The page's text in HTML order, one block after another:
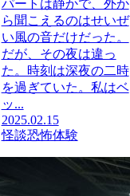
パートは静かで、外か
ら聞こえるのはせいぜ
い風の音だけだった。
だが、その夜は違っ
た。時刻は深夜の二時
を過ぎていた。私はベ
ッ...
2025.02.15
怪談恐怖体験